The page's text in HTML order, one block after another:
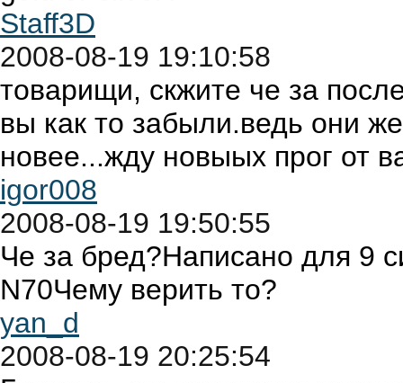
Staff3D
2008-08-19 19:10:58
товарищи, скжите че за
вы как то забыли.ведь они
новее...жду новыых прог от
igor008
2008-08-19 19:50:55
Че за бред?Написано для 9
N70Чему верить то?
yan_d
2008-08-19 20:25:54